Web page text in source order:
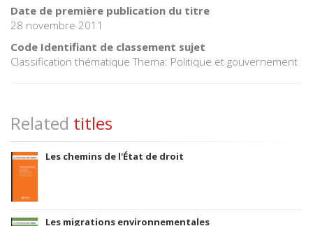
Date de première publication du titre
28 novembre 2011
Code Identifiant de classement sujet
Classification thématique Thema: Politique et gouvernement
Related titles
Les chemins de l'État de droit
Les migrations environnementales